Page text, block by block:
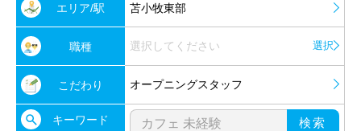
エリア/駅 苫小牧東部
職種 選択してください 選択
こだわり オープニングスタッフ
キーワード 検索